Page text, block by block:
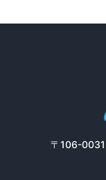
〒106-0031